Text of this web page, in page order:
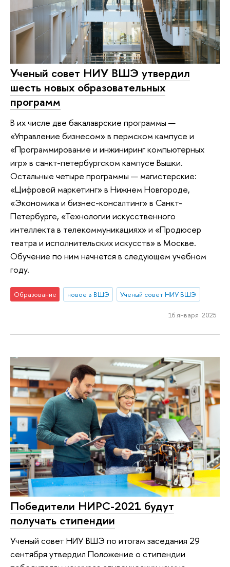
Ученый совет НИУ ВШЭ утвердил
шесть новых образовательных
программ
В их числе две бакалаврские программы —
«Управление бизнесом» в пермском кампусе и
«Программирование и инжиниринг компьютерных
игр» в санкт-петербургском кампусе Вышки.
Остальные четыре программы — магистерские:
«Цифровой маркетинг» в Нижнем Новгороде,
«Экономика и бизнес-консалтинг» в Санкт-
Петербурге, «Технологии искусственного
интеллекта в телекоммуникациях» и «Продюсер
театра и исполнительских искусств» в Москве.
Обучение по ним начнется в следующем учебном
году.
Образование новое в ВШЭ Ученый совет НИУ ВШЭ
16 января 2025
Победители НИРС-2021 будут
получать стипендии
Ученый совет НИУ ВШЭ по итогам заседания 29
сентября утвердил Положение о стипендии